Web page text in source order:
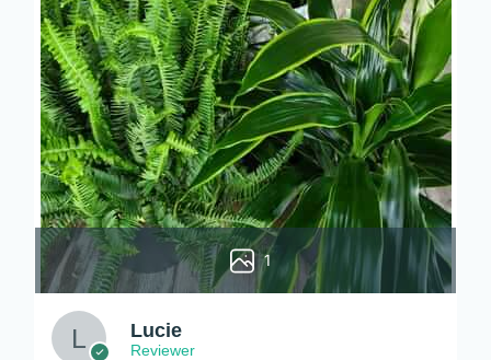
1
Lucie
Reviewer